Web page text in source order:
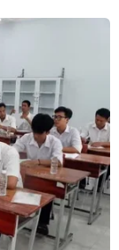
tổ chức
nghìn
Vietnam+)